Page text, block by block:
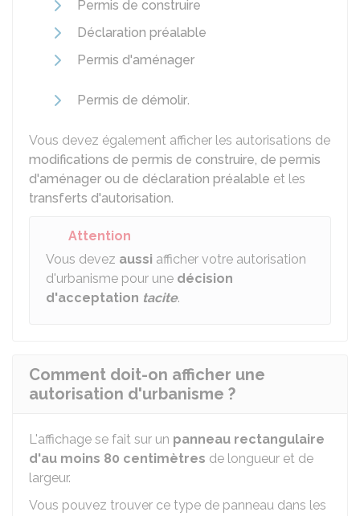
Permis de construire
Déclaration préalable
Permis d'aménager
Permis de démolir.
Vous devez également afficher les autorisations de
modifications de permis de construire, de permis
d'aménager ou de déclaration préalable et les
transferts d'autorisation.
Attention
Vous devez aussi afficher votre autorisation
d'urbanisme pour une décision
d'acceptation tacite.
Comment doit-on afficher une
autorisation d'urbanisme ?
L'affichage se fait sur un panneau rectangulaire
d'au moins 80 centimètres de longueur et de
largeur.
Vous pouvez trouver ce type de panneau dans les